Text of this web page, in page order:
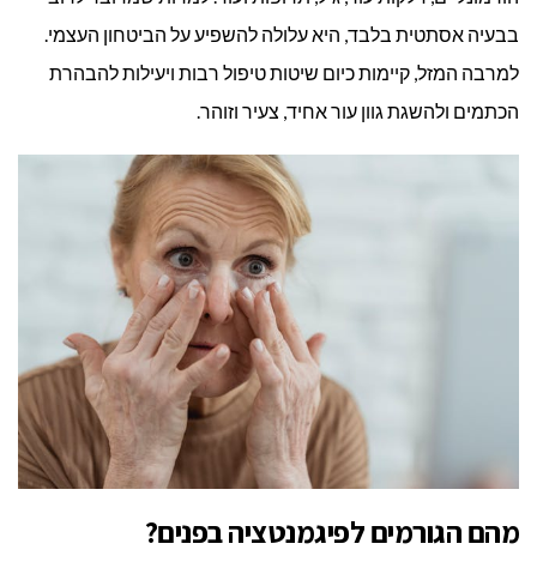
להשגת
גוון
בבעיה אסתטית בלבד, היא עלולה להשפיע על הביטחון העצמי.
למרבה המזל, קיימות כיום שיטות טיפול רבות ויעילות להבהרת
הכתמים ולהשגת גוון עור אחיד, צעיר וזוהר.
מהם הגורמים לפיגמנטציה בפנים?